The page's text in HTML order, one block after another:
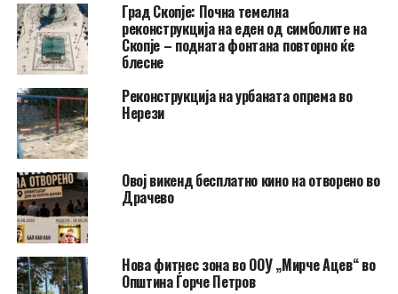
Град Скопје: Почна темелна
реконструкција на еден од симболите на
Скопје – подната фонтана повторно ќе
блесне
Реконструкција на урбаната опрема во
Нерези
​Овој викенд бесплатно кино на отворено во
Драчево
Нова фитнес зона во ООУ „Мирче Ацев“ во
Општина Ѓорче Петров